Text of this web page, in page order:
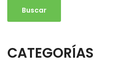
CATEGORÍAS